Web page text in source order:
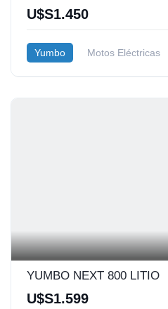
U$S1.450
Yumbo Motos Eléctricas
YUMBO NEXT 800 LITIO
U$S1.599